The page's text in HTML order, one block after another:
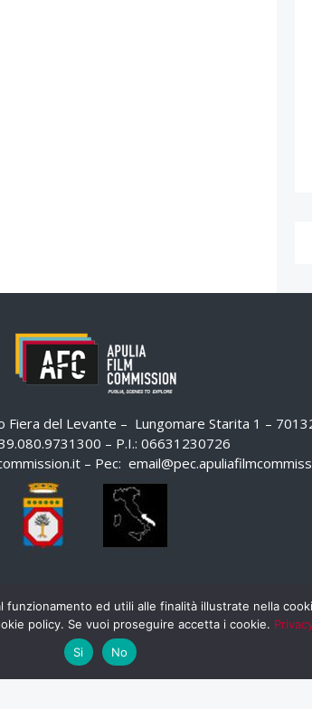
Fiera del Levante – Lungomare Starita 1 –
– P.I.: 06631230726
– Pec:
WHISTLEBLOWING
ed utili alle finalità illustrate nella
policy. Se vuoi proseguire accetta i cookie.
Si
No